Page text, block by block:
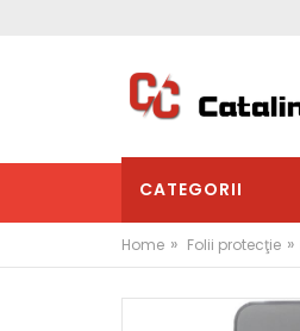
CATEGORII
Home » Folii protecţie »